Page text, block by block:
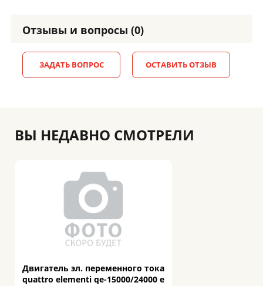
Отзывы и вопросы (0)
ЗАДАТЬ ВОПРОС ОСТАВИТЬ ОТЗЫВ
ВЫ НЕДАВНО СМОТРЕЛИ
Двигатель эл. переменного тока
quattro elementi qe-15000/24000 e